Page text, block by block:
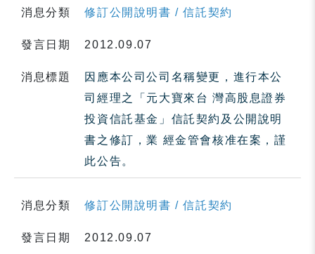
消息分類 修訂公開說明書 / 信託契約
發言日期 2012.09.07
消息標題
因應本公司公司名稱變更，進行本公
司經理之「元大寶來台 灣高股息證券
投資信託基金」信託契約及公開說明
書之修訂，業 經金管會核准在案，謹
此公告。
消息分類 修訂公開說明書 / 信託契約
發言日期 2012.09.07